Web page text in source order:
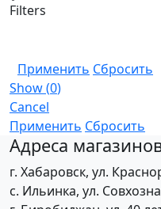
Filters
Применить Сбросить
Show(0)
Cancel
Применить Сбросить
Адреса
г. Хабаровск, ул.
с. Ильинка, ул.